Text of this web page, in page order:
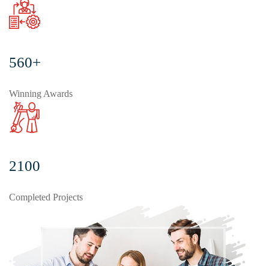
560+
Winning Awards
2100
Completed Projects